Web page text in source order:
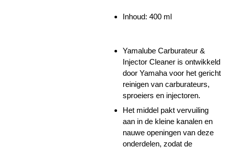
Inhoud: 400 ml
Yamalube Carburateur &
Injector Cleaner is ontwikkeld
door Yamaha voor het gericht
reinigen van carburateurs,
sproeiers en injectoren.
Het middel pakt vervuiling
aan in de kleine kanalen en
nauwe openingen van deze
onderdelen, zodat de